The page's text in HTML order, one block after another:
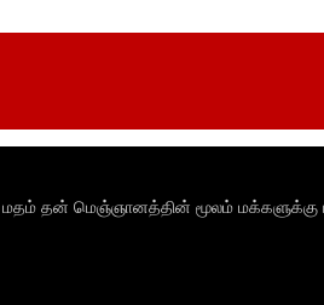
தன் மெஞ்ஞானத்தின் மூலம் மக்களுக்கு